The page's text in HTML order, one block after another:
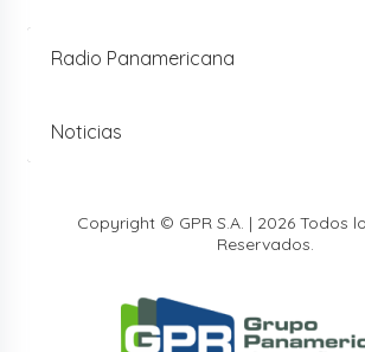
Radio Panamericana
Noticias
Copyright © GPR S.A. | 2026 Todos
Reservados.